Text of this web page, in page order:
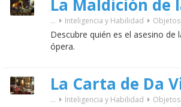
La Maldición de
... Inteligencia y Habilidad
Descubre quién es el asesino de
ópera.
La Carta de Da
... Inteligencia y Habilidad